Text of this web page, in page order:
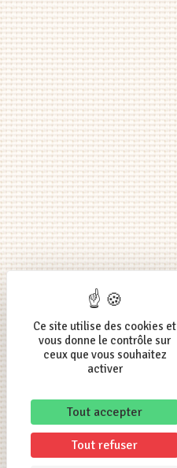
Ce site utilise des cookies et
vous donne le contrôle sur
ceux que vous souhaitez
activer
Tout accepter
Tout refuser